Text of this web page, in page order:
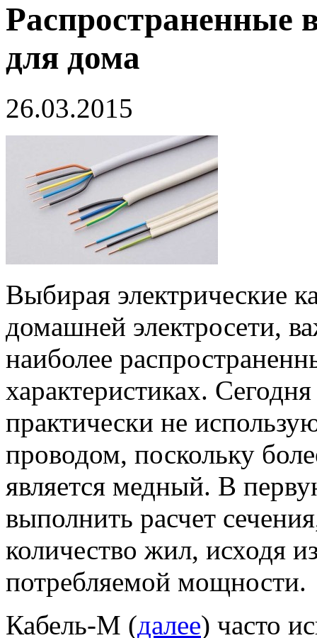
Распространенные
для дома
26.03.2015
Выбирая электрические
домашней электросети,
наиболее
характеристиках.
практически не
проводом, поскольку
является медный. В
выполнить расчет
количество жил, исходя
потребляемой мощности.
Кабель-М (далее) часто